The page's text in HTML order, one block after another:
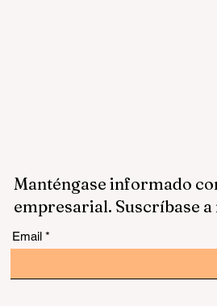
Manténgase informado
empresarial. Suscríbase
Email